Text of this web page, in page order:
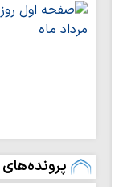
خبرنگاران،
میدان جنگ نرم
هستند
خبرنگار چگونه
حقیقت در جامعه
پرونده‌های